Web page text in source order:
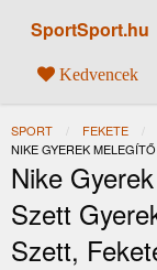
SportSport.hu
Kedvencek
SPORT
FEKETE
JELENLEGI:
NIKE GYEREK
Nike
Szett
Szett,